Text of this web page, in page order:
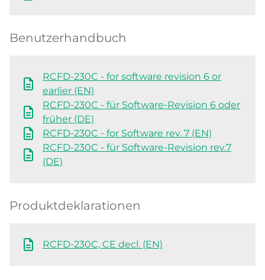
Benutzerhandbuch
RCFD-230C - for software revision 6 or
earlier (EN)
RCFD-230C - für Software-Revision 6 oder
früher (DE)
RCFD-230C - for Software rev. 7 (EN)
RCFD-230C - für Software-Revision rev.7
(DE)
Produktdeklarationen
RCFD-230C, CE decl. (EN)